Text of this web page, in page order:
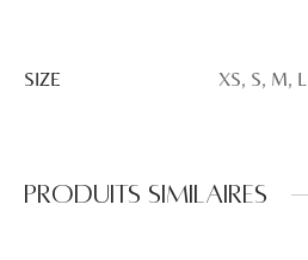
SIZE XS, S, M, L
Produits similaires